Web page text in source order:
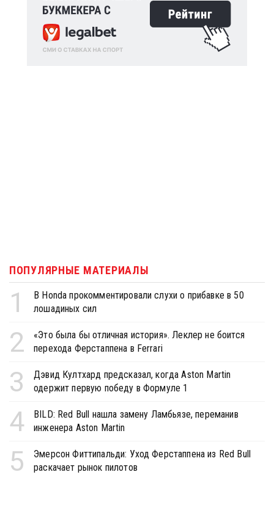
ПОПУЛЯРНЫЕ МАТЕРИАЛЫ
1
В Honda прокомментировали слухи о прибавке в 50
лошадиных сил
2
«Это была бы отличная история». Леклер не боится
перехода Ферстаппена в Ferrari
3
Дэвид Култхард предсказал, когда Aston Martin
одержит первую победу в Формуле 1
4
BILD: Red Bull нашла замену Ламбьязе, переманив
инженера Aston Martin
5
Эмерсон Фиттипальди: Уход Ферстаппена из Red Bull
раскачает рынок пилотов